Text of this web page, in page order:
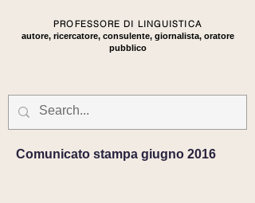
PROFESSORE DI LINGUISTICA
autore, ricercatore, consulente, giornalista, oratore
pubblico
Comunicato stampa giugno 2016